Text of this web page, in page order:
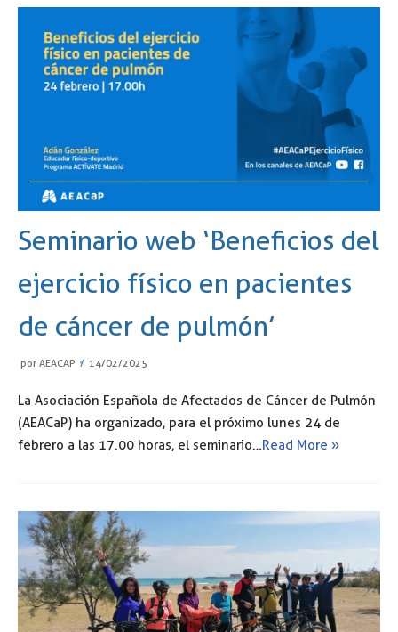
Seminario web ‘Beneficios del
ejercicio físico en pacientes
de cáncer de pulmón’
por AEACAP 14/02/2025
La Asociación Española de Afectados de Cáncer de Pulmón
(AEACaP) ha organizado, para el próximo lunes 24 de
febrero a las 17.00 horas, el seminario…Read More »